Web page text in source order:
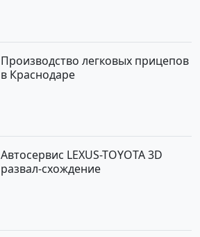
Производство легковых прицепов
в Краснодаре
Автосервис LEXUS-TOYOTA 3D
развал-схождение